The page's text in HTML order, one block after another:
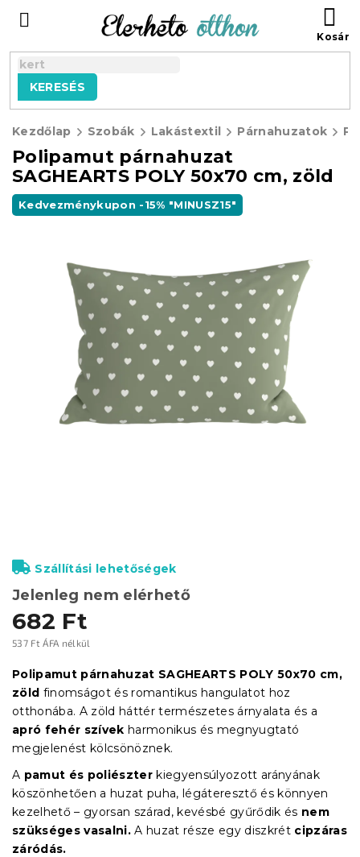
tartalomhoz
KERESÉS
Kezdőlap Szobák Lakástextil Párnahuzatok
Polipamut párnahuzat
SAGHEARTS POLY 50x70 cm, zöld
Kedvezménykupon -15% "MINUSZ15"
682 Ft
537 Ft ÁFA nélkül
Jelenleg nem elérhető
Szállítási lehetőségek
Polipamut párnahuzat SAGHEARTS POLY 50x70 cm,
zöld finomságot és romantikus hangulatot hoz
otthonába. A zöld háttér természetes árnyalata és a
apró fehér szívek harmonikus és megnyugtató
megjelenést kölcsönöznek.
A pamut és poliészter kiegyensúlyozott arányának
köszönhetően a huzat puha, légáteresztő és könnyen
kezelhető – gyorsan szárad, kevésbé gyűrődik és nem
szükséges vasalni. A huzat része egy diszkrét cipzáras
záródás.